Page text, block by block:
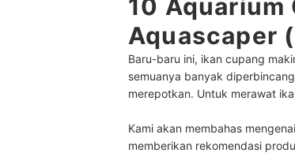
10 Aquarium
Aquascaper
Baru-baru ini, ikan cupang
semuanya banyak
merepotkan. Untuk merawat
Kami akan membahas
memberikan rekomendasi